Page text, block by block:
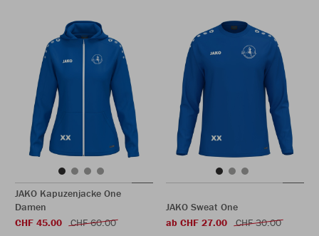
JAKO Kapuzenjacke One
Damen
CHF 45.00
CHF 60.00
JAKO Sweat One
ab CHF 27.00
CHF 30.00